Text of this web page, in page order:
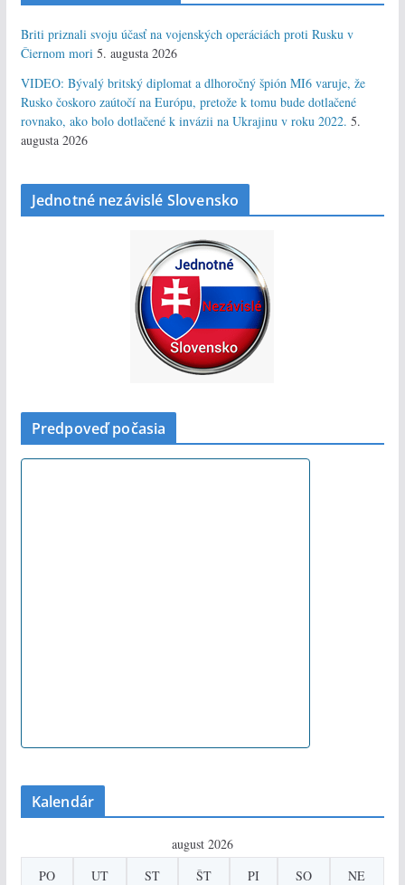
Briti priznali svoju účasť na vojenských operáciách proti Rusku v
Čiernom mori 5. augusta 2026
VIDEO: Bývalý britský diplomat a dlhoročný špión MI6 varuje, že
Rusko čoskoro zaútočí na Európu, pretože k tomu bude dotlačené
rovnako, ako bolo dotlačené k invázii na Ukrajinu v roku 2022. 5.
augusta 2026
Jednotné nezávislé Slovensko
Predpoveď počasia
Kalendár
august 2026
PO
UT ST ŠT PI SO NE